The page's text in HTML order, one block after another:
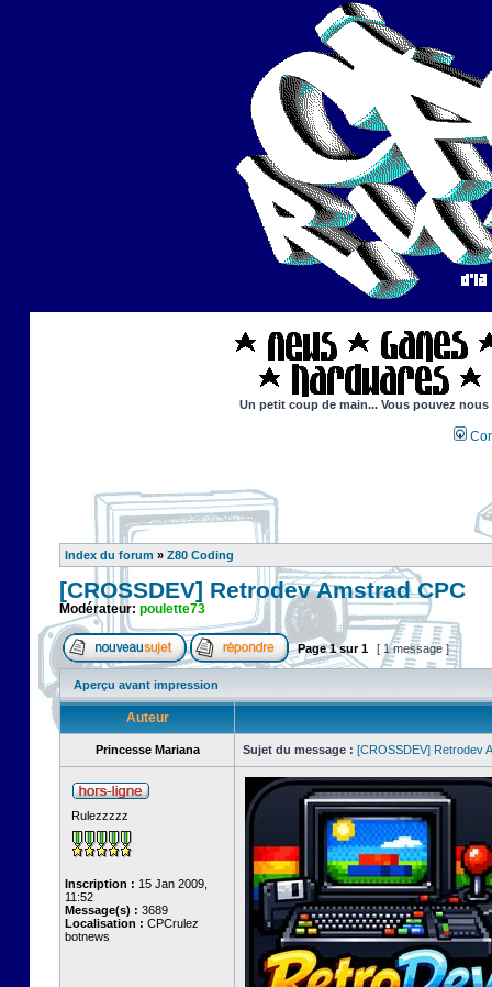
Un petit coup de main... Vous pouvez
Index du forum » Z80 Coding
[CROSSDEV] Retrodev Amstrad CPC
Modérateur: poulette73
Page1sur1 [ 1 message ]
Aperçu avant impression
Auteur
Princesse Mariana Sujet du message : [CROSSDEV] Retrodev
Rulezzzzz
Inscription : 15 Jan 2009,
11:52
Message(s) : 3689
Localisation : CPCrulez
botnews